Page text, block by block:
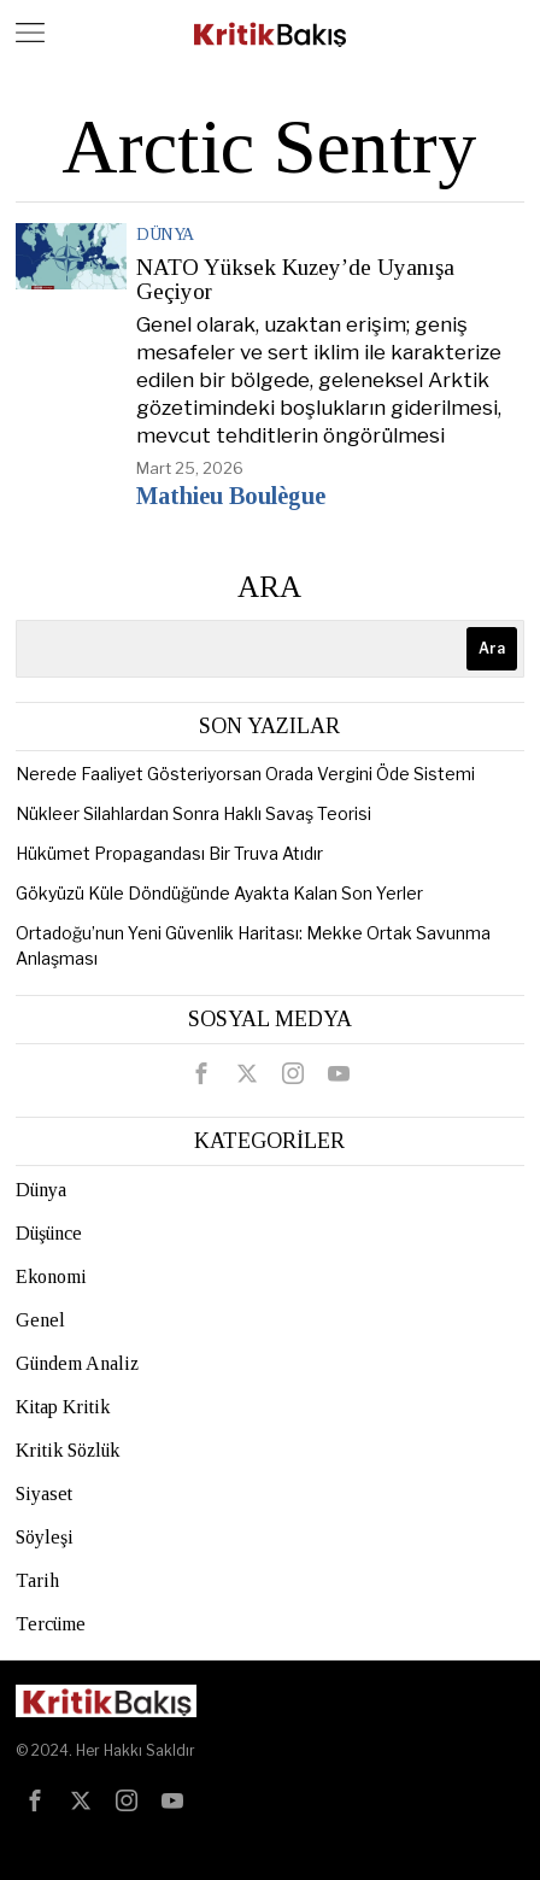
Arctic Sentry
DÜNYA
NATO Yüksek Kuzey’de Uyanışa
Geçiyor
Genel olarak, uzaktan erişim; geniş
mesafeler ve sert iklim ile karakterize
edilen bir bölgede, geleneksel Arktik
gözetimindeki boşlukların giderilmesi,
mevcut tehditlerin öngörülmesi
Mart 25, 2026
Mathieu Boulègue
ARA
Ara
SON YAZILAR
Nerede Faaliyet Gösteriyorsan Orada Vergini Öde Sistemi
Nükleer Silahlardan Sonra Haklı Savaş Teorisi
Hükümet Propagandası Bir Truva Atıdır
Gökyüzü Küle Döndüğünde Ayakta Kalan Son Yerler
Ortadoğu’nun Yeni Güvenlik Haritası: Mekke Ortak Savunma
Anlaşması
SOSYAL MEDYA
KATEGORİLER
Dünya
Düşünce
Ekonomi
Genel
Gündem Analiz
Kitap Kritik
Kritik Sözlük
Siyaset
Söyleşi
Tarih
Tercüme
© 2024. Her Hakkı Sakldır